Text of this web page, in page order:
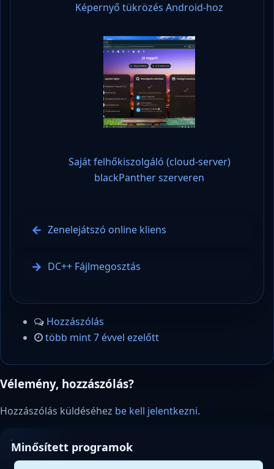
Képernyő tükrözés Android-hoz
Saját felhőkiszolgáló (cloud-server)
blackPanther szerveren
Zenelejátszó online kliens
DC++ Fájlmegosztás
Hozzászólás
több mint 7 évvel ezelőtt
Vélemény, hozzászólás?
Hozzászólás küldéséhez be kell jelentkezni.
Minősített programok